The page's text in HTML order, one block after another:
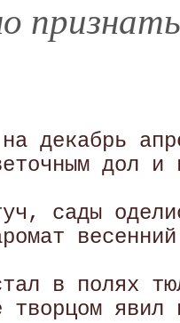
декабрь
дол
сады
в полях
творцом